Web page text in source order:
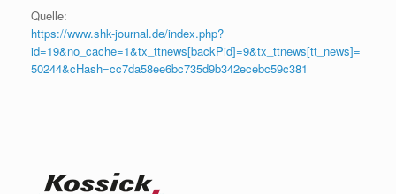
Quelle:
https://www.shk-journal.de/index.php?
id=19&no_cache=1&tx_ttnews[backPid]=9&tx_ttnews[tt_news]=
50244&cHash=cc7da58ee6bc735d9b342ecebc59c381